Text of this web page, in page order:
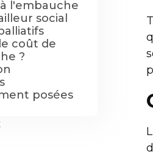
l'embauche
social
coût de
?
posées